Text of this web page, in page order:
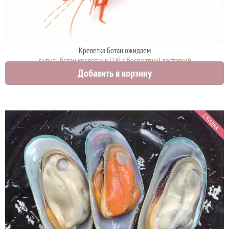
Креветка Ботан ожидаем
Купить ботан креветку в СПб с бесплатной доставкой
0 руб.
Добавить в корзину
СКИДКА